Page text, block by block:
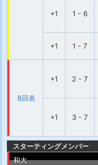
+1 1 - 6
+1 1 - 7
8回表
+1 2 - 7
+1 3 - 7
スターティングメンバー
和大